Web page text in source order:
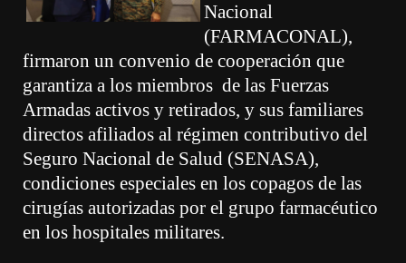
Nacional
(FARMACONAL),
firmaron un convenio de cooperación que
garantiza a los miembros de las Fuerzas
Armadas activos y retirados, y sus familiares
directos afiliados al régimen contributivo del
Seguro Nacional de Salud (SENASA),
condiciones especiales en los copagos de las
cirugías autorizadas por el grupo farmacéutico
en los hospitales militares.